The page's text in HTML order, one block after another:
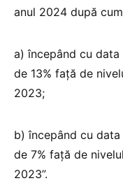
anul 2024 după
a) începând cu
de 13% faţă de
2023;
b) începând cu
de 7% faţă de
2023”.